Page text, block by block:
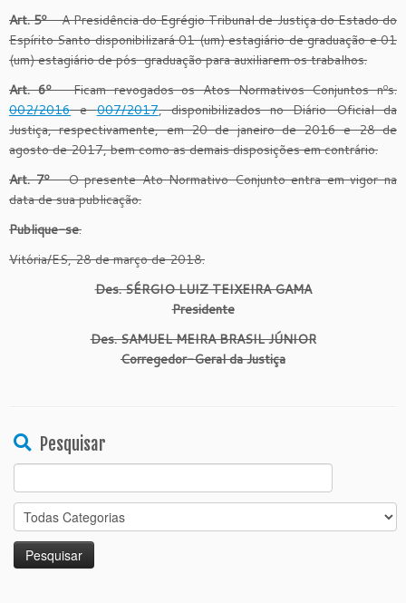
Art. 5º– A Presidência do Egrégio Tribunal de Justiça do Estado do
Espírito Santo disponibilizará 01 (um) estagiário de graduação e 01
(um) estagiário de pós-graduação para auxiliarem os trabalhos.
Art. 6º– Ficam revogados os Atos Normativos Conjuntos nºs.
002/2016e007/2017, disponibilizados no Diário Oficial da
Justiça, respectivamente, em 20 de janeiro de 2016 e 28 de
agosto de 2017, bem como as demais disposições em contrário.
Art. 7º– O presente Ato Normativo Conjunto entra em vigor na
data de sua publicação.
Publique-se.
Vitória/ES, 28 de março de 2018.
Des. SÉRGIO LUIZ TEIXEIRA GAMA
Presidente
Des. SAMUEL MEIRA BRASIL JÚNIOR
Corregedor-Geral da Justiça
Pesquisar
Search
for: